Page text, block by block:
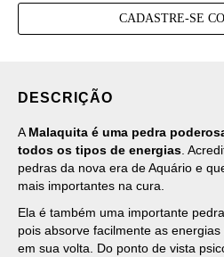
CADASTRE-SE
DESCRIÇÃO
A Malaquita é uma pedra
todos os tipos de energias .
pedras da nova era de Aquário e
mais importantes na cura.
Ela é também uma importante
pois absorve facilmente as
em sua volta. Do ponto de vista